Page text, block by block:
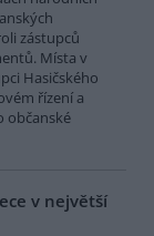
zástupců
Místa v
Hasičského
řízení a
občanské
v největší